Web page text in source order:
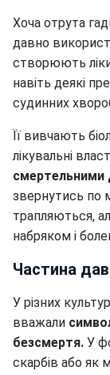
Хоча отрута
давно
створюють
навіть деякі
судинних
Її вивчають
лікувальні
смертельними
звернутись по
трапляються,
набряком і
Частина
У різних
вважали
безсмертя. У
скарбів або як